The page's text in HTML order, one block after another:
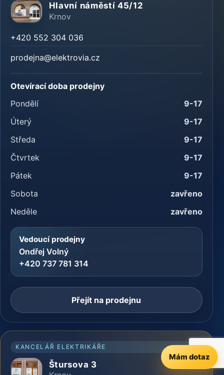
Mám dotaz
Hlavní náměstí 45/12
Krnov
+420 552 304 036
prodejna@elektrovia.cz
Otevírací doba prodejny
Pondělí
9-17
Úterý
9-17
Středa
9-17
Čtvrtek
9-17
Pátek
9-17
Sobota
zavřeno
Neděle
zavřeno
Vedoucí prodejny
Ondřej Volný
+420 737 781 314
Přejít na prodejnu
KANCELÁŘ ELEKTRIKÁŘE
Štursova 3